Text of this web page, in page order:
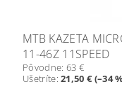
MTB KAZETA
11-46Z 11SPEED
Pôvodne: 63 €
Ušetríte:21,50 € (–34